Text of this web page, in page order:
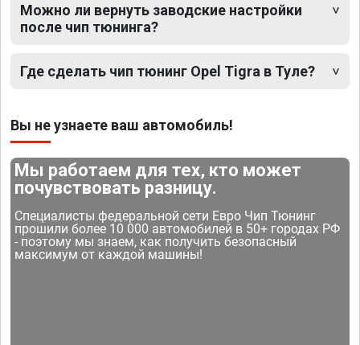
Можно ли вернуть заводские настройки
после чип тюнинга?
Где сделать чип тюнинг Opel Tigra в Туле?
Вы не узнаете ваш автомобиль!
Мы работаем для тех, кто может
почувствовать разницу.
Специалисты федеральной сети Евро Чип Тюнинг
прошили более 10 000 автомобилей в 50+ городах РФ
- поэтому мы знаем, как получить безопасный
максимум от каждой машины!